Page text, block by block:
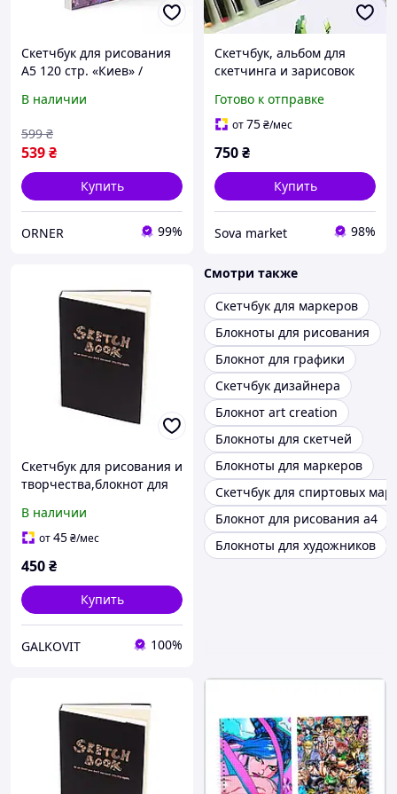
Скетчбук для рисования
А5 120 стр. «Киев» /
чистыми листами
В наличии
539₴
599 ₴
Купить
ORNER 99%
Скетчбук, альбом для
скетчинга и зарисовок
блокнот для эскизов,
живописи и творчества
Готово к отправке
от75₴/мес
750₴
Купить
Sova market 98%
Скетчбук для рисования и
творчества,блокнот для
переплете формат
А4,210×290 мм, 120
В наличии
от45₴/мес
450₴
Купить
GALKOVIT 100%
Смотри также
Скетчбук для маркеров
Блокноты для рисования
Блокнот для графики
Скетчбук дизайнера
Блокнот art creation
Блокноты для скетчей
Блокноты для маркеров
Скетчбук для спиртовых
Блокнот для рисования а4
Блокноты для художников